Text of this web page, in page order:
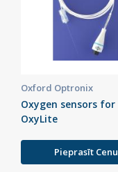
Oxford Optronix
Oxygen sensors for
OxyLite
Pieprasīt Cenu